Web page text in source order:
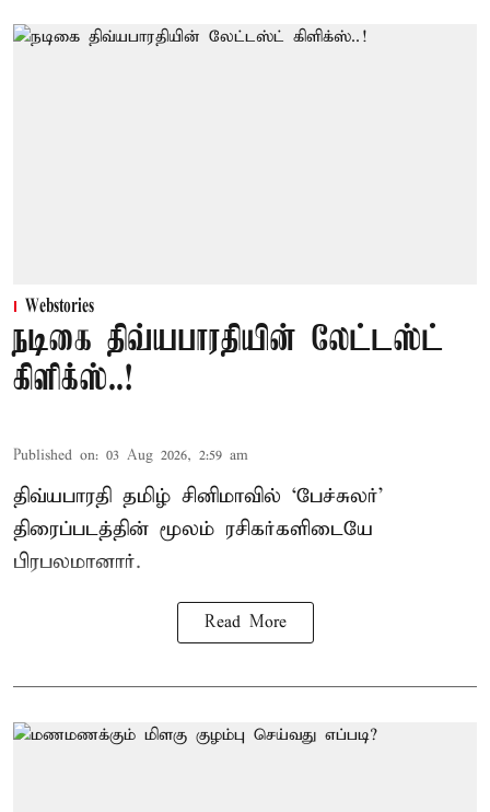
Webstories
நடிகை திவ்யபாரதியின் லேட்டஸ்ட்
கிளிக்ஸ்..!
Published on: 03 Aug 2026, 2:59 am
திவ்யபாரதி தமிழ் சினிமாவில் ‘பேச்சுலர்’
திரைப்படத்தின் மூலம் ரசிகர்களிடையே
பிரபலமானார்.
Read More